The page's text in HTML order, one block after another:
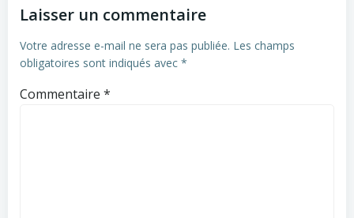
Laisser un commentaire
Votre adresse e-mail ne sera pas publiée. Les champs
obligatoires sont indiqués avec *
Commentaire *